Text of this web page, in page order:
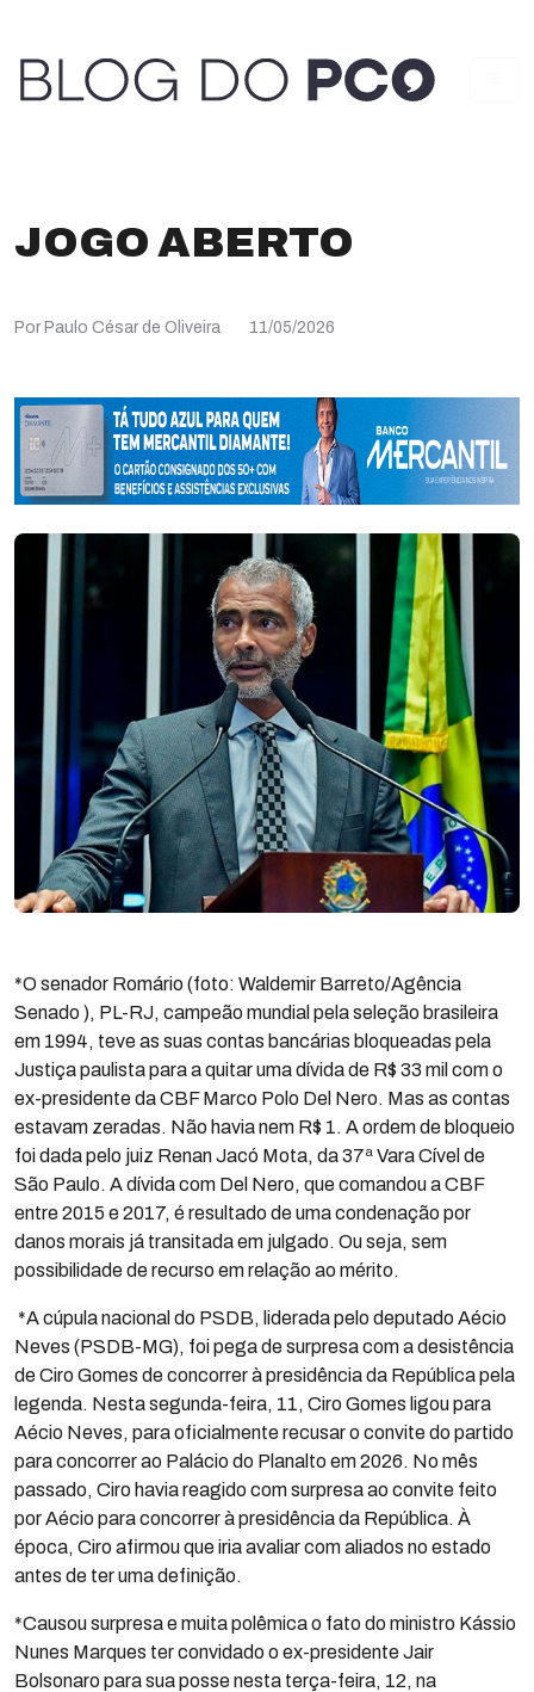
JOGO ABERTO
Por Paulo César de Oliveira 11/05/2026
*O senador Romário (foto: Waldemir Barreto/Agência
Senado ), PL-RJ, campeão mundial pela seleção brasileira
em 1994, teve as suas contas bancárias bloqueadas pela
Justiça paulista para a quitar uma dívida de R$ 33 mil com o
ex-presidente da CBF Marco Polo Del Nero. Mas as contas
estavam zeradas. Não havia nem R$ 1. A ordem de bloqueio
foi dada pelo juiz Renan Jacó Mota, da 37ª Vara Cível de
São Paulo. A dívida com Del Nero, que comandou a CBF
entre 2015 e 2017, é resultado de uma condenação por
danos morais já transitada em julgado. Ou seja, sem
possibilidade de recurso em relação ao mérito.
*A cúpula nacional do PSDB, liderada pelo deputado Aécio
Neves (PSDB-MG), foi pega de surpresa com a desistência
de Ciro Gomes de concorrer à presidência da República pela
legenda. Nesta segunda-feira, 11, Ciro Gomes ligou para
Aécio Neves, para oficialmente recusar o convite do partido
para concorrer ao Palácio do Planalto em 2026. No mês
passado, Ciro havia reagido com surpresa ao convite feito
por Aécio para concorrer à presidência da República. À
época, Ciro afirmou que iria avaliar com aliados no estado
antes de ter uma definição.
*Causou surpresa e muita polêmica o fato do ministro Kássio
Nunes Marques ter convidado o ex-presidente Jair
Bolsonaro para sua posse nesta terça-feira, 12, na